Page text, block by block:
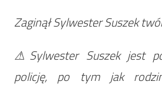
Zaginął Sylwester Suszek
⚠Sylwester Suszek jest
policję, po tym jak